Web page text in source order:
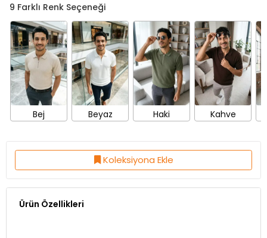
9 Farklı Renk Seçeneği
Bej Beyaz Haki Kahve
Koleksiyona Ekle
Ürün Özellikleri